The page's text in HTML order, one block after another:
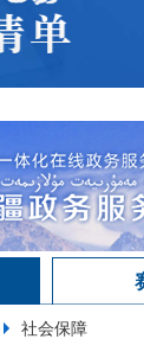
社会保障